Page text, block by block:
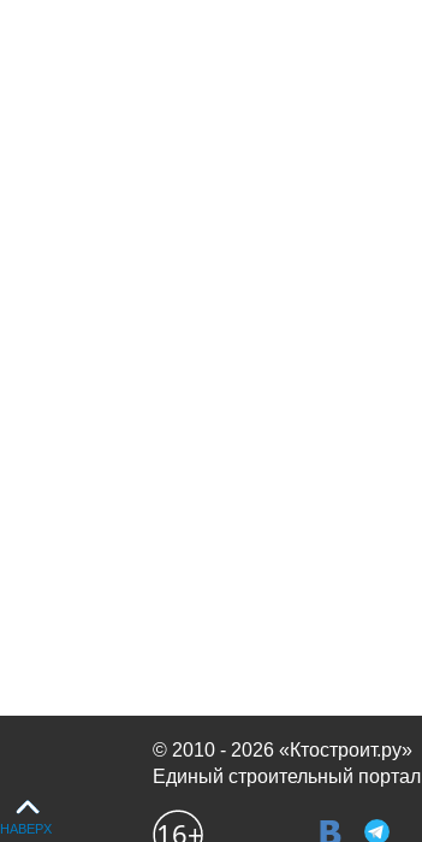
© 2010 - 2026 «Ктостроит.ру»
Единый строительный портал
НАВЕРХ